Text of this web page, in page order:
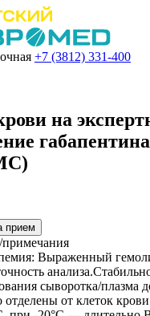
+7 (3812) 331-400
на
прием
Выраженный
сыворотка/плазма
отделены от клеток